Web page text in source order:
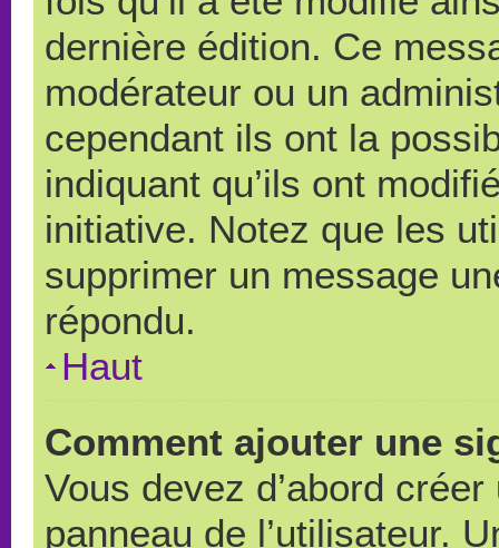
dernière édition. Ce
modérateur ou un
cependant ils ont la
indiquant qu’ils ont
initiative. Notez que les
supprimer un message
répondu.
Haut
Comment ajouter une
Vous devez d’abord
panneau de l’utilisateur.